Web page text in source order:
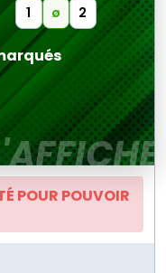
1 ø 2
POUR POUVOIR